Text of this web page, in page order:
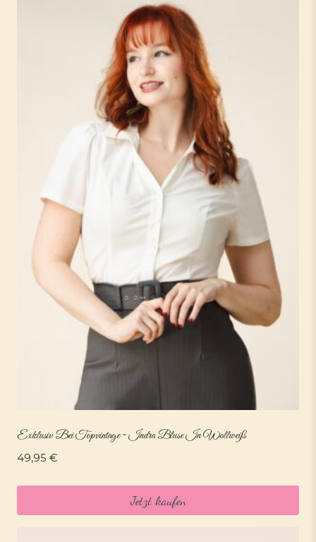
Exklusiv Bei Topvintage ~ Indra Bluse In Wollweiß
49,95 €
Jetzt kaufen